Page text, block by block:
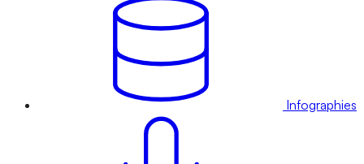
Infographies